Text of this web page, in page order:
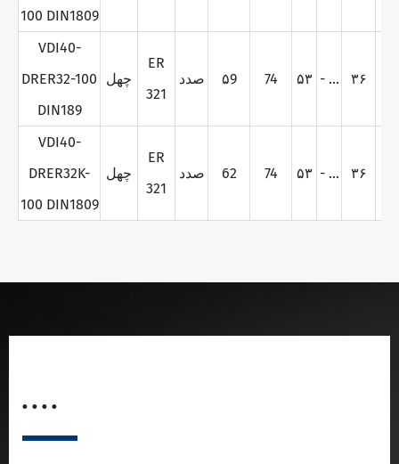
100 DIN1809
VDI40-
DRER32-100
DIN189
چهل
ER
321
صدد ۵9 74 ۵۳ - ... ۳۶
VDI40-
DRER32K-
100 DIN1809
چهل
ER
321
صدد 62 74 ۵۳ - ... ۳۶
. . . .